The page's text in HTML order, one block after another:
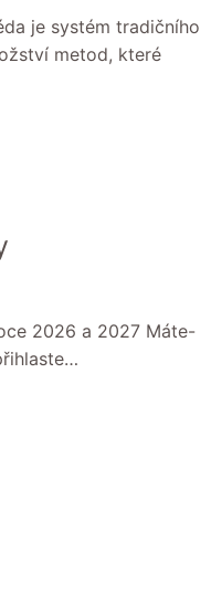
je systém tradičního
metod, které
2026 a 2027 Máte-